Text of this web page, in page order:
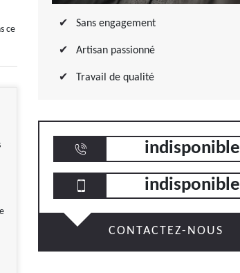
ce
Sans engagement
Artisan passionné
Travail de qualité
indisponible
indisponible
CONTACTEZ-NOUS